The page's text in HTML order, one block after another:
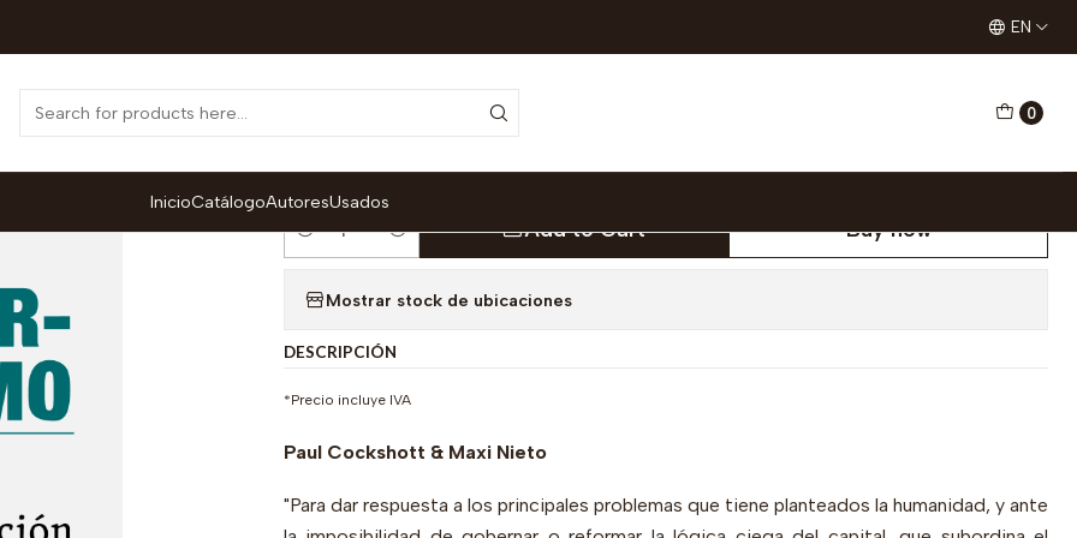
0
InicioCatálogoAutoresUsados
EN
Ciber-Comunismo. Planificación económica,
computadoras y democracia
Quantity
Add to Cart Buy now
Mostrar stock de ubicaciones
DESCRIPCIÓN
*Precio incluye IVA
Paul Cockshott & Maxi Nieto
"Para dar respuesta a los principales problemas que tiene planteados la humanidad, y ante